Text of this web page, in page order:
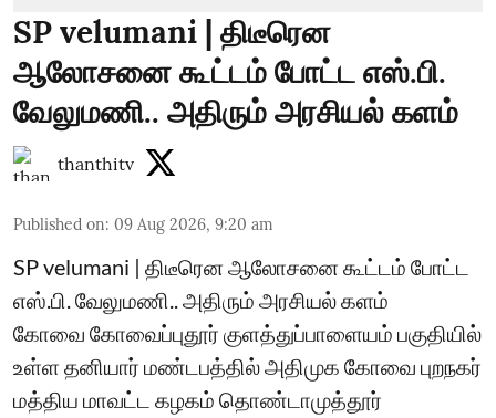
SP velumani | திடீரென
ஆலோசனை கூட்டம் போட்ட எஸ்.பி.
வேலுமணி.. அதிரும் அரசியல் களம்
thanthitv
Published on: 09 Aug 2026, 9:20 am
SP velumani | திடீரென ஆலோசனை கூட்டம் போட்ட
எஸ்.பி. வேலுமணி.. அதிரும் அரசியல் களம்
கோவை கோவைப்புதூர் குளத்துப்பாளையம் பகுதியில்
உள்ள தனியார் மண்டபத்தில் அதிமுக கோவை புறநகர்
மத்திய மாவட்ட கழகம் தொண்டாமுத்தூர்